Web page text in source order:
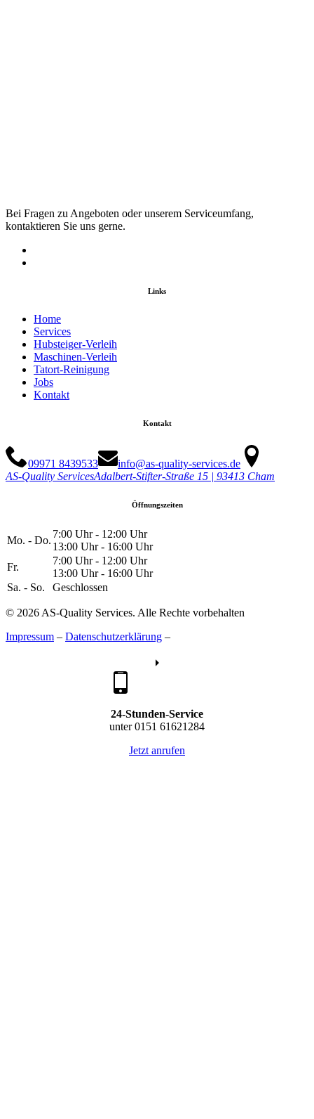
Bei Fragen zu Angeboten oder unserem Serviceumfang,
kontaktieren Sie uns gerne.
Links
Home
Services
Hubsteiger-Verleih
Maschinen-Verleih
Tatort-Reinigung
Jobs
Kontakt
Kontakt
09971 8439533
info@as-quality-services.de
AS-Quality ServicesAdalbert-Stifter-Straße 15 | 93413 Cham
Öffnungszeiten
Mo. - Do.
7:00 Uhr - 12:00 Uhr
13:00 Uhr - 16:00 Uhr
Fr.
7:00 Uhr - 12:00 Uhr
13:00 Uhr - 16:00 Uhr
Sa. - So.
Geschlossen
© 2026 AS-Quality Services. Alle Rechte vorbehalten
Impressum – Datenschutzerklärung –
24-Stunden-Service
unter 0151 61621284
Jetzt anrufen